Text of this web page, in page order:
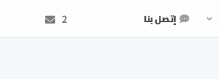
إتصل بنا 2